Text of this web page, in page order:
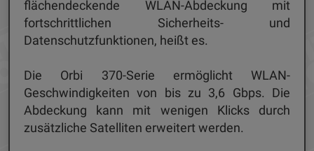
flächendeckende WLAN-Abdeckung mit
fortschrittlichen Sicherheits- und
Datenschutzfunktionen, heißt es.
Die Orbi 370-Serie ermöglicht WLAN-
Geschwindigkeiten von bis zu 3,6 Gbps. Die
Abdeckung kann mit wenigen Klicks durch
zusätzliche Satelliten erweitert werden.